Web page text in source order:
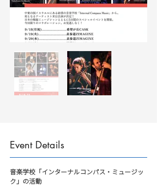
Event Details
音楽学校「インターナルコンパス・ミュージッ
ク」の活動